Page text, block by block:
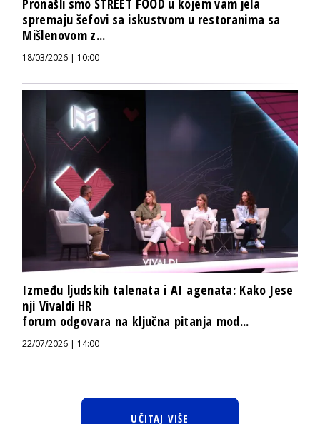
Pronašli smo STREET FOOD u kojem vam jela
spremaju šefovi sa iskustvom u restoranima sa
Mišlenovom z...
18/03/2026 | 10:00
Između ljudskih talenata i AI agenata: Kako Jese
nji Vivaldi HR
forum odgovara na ključna pitanja mod...
22/07/2026 | 14:00
UČITAJ VIŠE